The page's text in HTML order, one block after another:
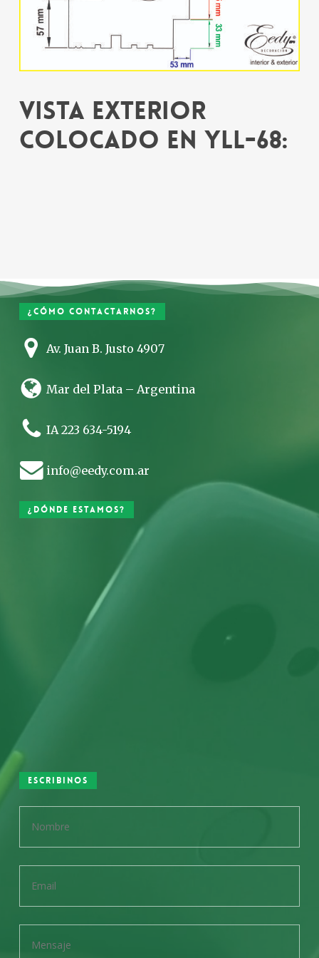
Vista exterior
colocado en YLL-68:
¿Cómo contactarnos?
Av. Juan B. Justo 4907
Mar del Plata – Argentina
IA 223 634-5194
info@eedy.com.ar
¿Dónde estamos?
Escribinos